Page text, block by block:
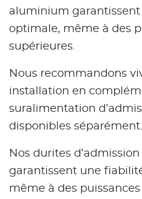
aluminium
optimale, même à des
supérieures.
Nous recommandons
installation en
suralimentation
disponibles séparément.
Nos durites
garantissent une
même à des